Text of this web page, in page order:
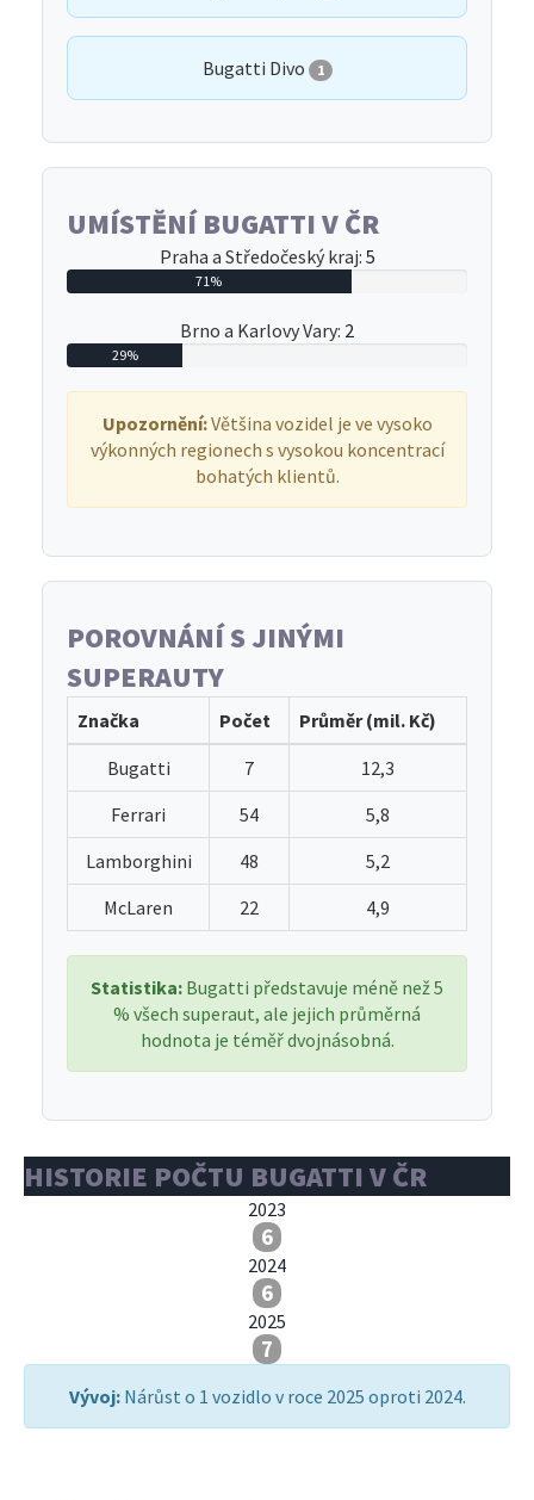
Bugatti Divo 1
UMÍSTĚNÍ BUGATTI V ČR
Praha a Středočeský kraj: 5
71%
Brno a Karlovy Vary: 2
29%
Upozornění:Většina vozidel je ve vysoko
výkonných regionech s vysokou koncentrací
bohatých klientů.
POROVNÁNÍ S JINÝMI
SUPERAUTY
Značka Počet
Průměr (mil. Kč)
Bugatti
7
12,3
Ferrari
54
5,8
Lamborghini
48
5,2
McLaren
22 4,9
Statistika: Bugatti představuje méně než 5
% všech superaut, ale jejich průměrná
hodnota je téměř dvojnásobná.
HISTORIE POČTU BUGATTI V ČR
2023
6
2024
6
2025
7
Vývoj:Nárůst o 1 vozidlo v roce 2025 oproti 2024.